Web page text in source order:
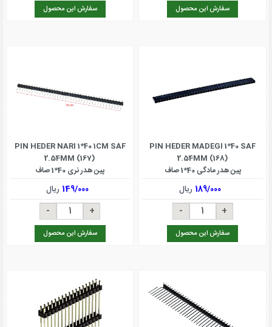
سفارش این محصول سفارش این محصول
PIN HEDER MADEGI 1*40 SAF
2.54MM (168)
پین هدر مادگی 40*1 صاف
189/000 ریال
سفارش این محصول
PIN HEDER NARI 1*40 1CM SAF
2.54MM (167)
پین هدر نری 40*1 صاف
149/000 ریال
سفارش این محصول